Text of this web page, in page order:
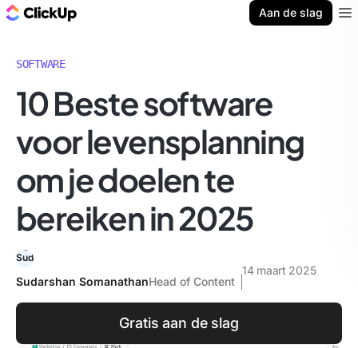
Aan de slag
SOFTWARE
10 Beste software
voor levensplanning
om je doelen te
bereiken in 2025
Sudarshan SomanathanHead of Content
14 maart 2025
Gratis aan de slag